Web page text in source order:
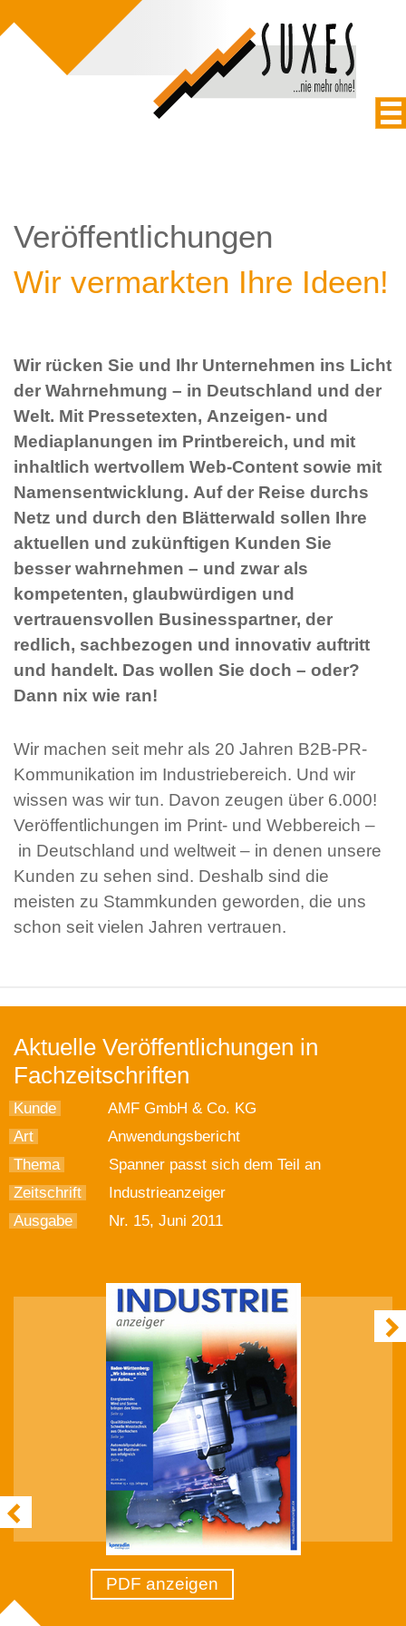
Veröffentlichungen
Wir vermarkten Ihre Ideen!
Wir rücken Sie und Ihr Unternehmen ins Licht
der Wahrnehmung – in Deutschland und der
Welt. Mit Pressetexten, Anzeigen- und
Mediaplanungen im Printbereich, und mit
inhaltlich wertvollem Web-Content sowie mit
Namensentwicklung. Auf der Reise durchs
Netz und durch den Blätterwald sollen Ihre
aktuellen und zukünftigen Kunden Sie
besser wahrnehmen – und zwar als
kompetenten, glaubwürdigen und
vertrauensvollen Businesspartner, der
redlich, sachbezogen und innovativ auftritt
und handelt. Das wollen Sie doch – oder?
Dann nix wie ran!
Wir machen seit mehr als 20 Jahren B2B-PR-
Kommunikation im Industriebereich. Und wir
wissen was wir tun. Davon zeugen über 6.000!
Veröffentlichungen im Print- und Webbereich –
in Deutschland und weltweit – in denen unsere
Kunden zu sehen sind. Deshalb sind die
meisten zu Stammkunden geworden, die uns
schon seit vielen Jahren vertrauen.
Aktuelle Veröffentlichungen in
Fachzeitschriften
Kunde
AMF GmbH & Co. KG
Art
Anwendungsbericht
Thema
Spanner passt sich dem Teil an
Zeitschrift
Industrieanzeiger
Ausgabe
Nr. 15, Juni 2011
PDF anzeigen